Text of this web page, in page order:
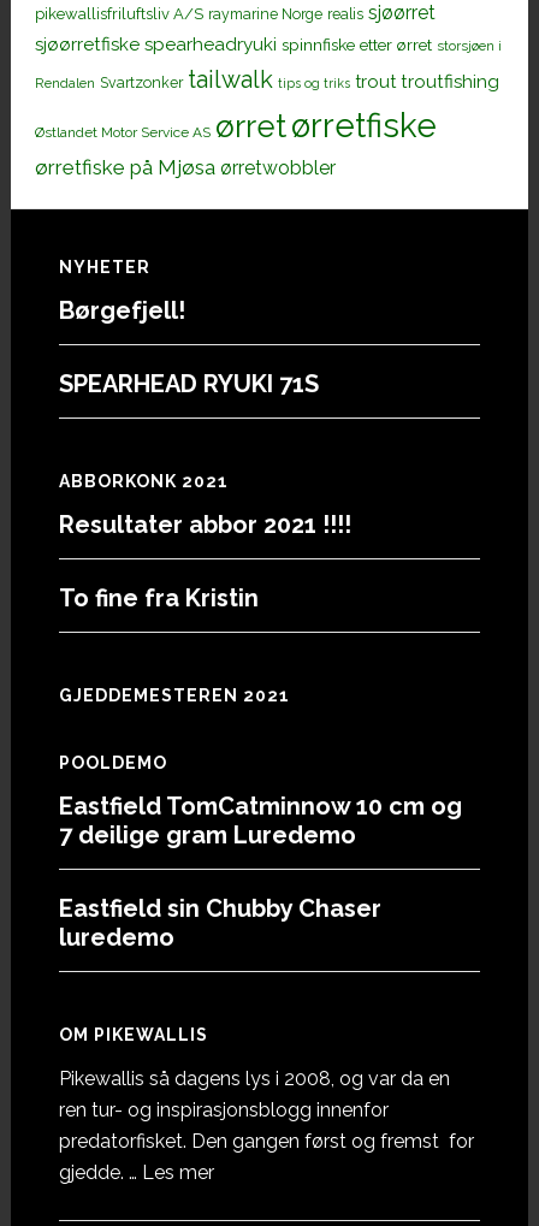
pikewallisfriluftsliv A/S raymarine Norge realis sjøørret
sjøørretfiske spearheadryuki spinnfiske etter ørret storsjøen i
Rendalen Svartzonker tailwalk tips og triks trout troutfishing
Østlandet Motor Service AS ørretørretfiske
ørretfiske på Mjøsa ørretwobbler
Footer
NYHETER
Børgefjell!
SPEARHEAD RYUKI 71S
ABBORKONK 2021
Resultater abbor 2021 !!!!
To fine fra Kristin
GJEDDEMESTEREN 2021
POOLDEMO
Eastfield TomCatminnow 10 cm og
7 deilige gram Luredemo
Eastfield sin Chubby Chaser
luredemo
OM PIKEWALLIS
Pikewallis så dagens lys i 2008, og var da en
ren tur- og inspirasjonsblogg innenfor
predatorfisket. Den gangen først og fremst for
gjedde. … Les meromOm